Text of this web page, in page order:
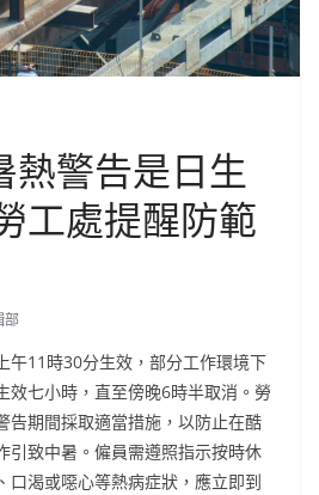
熱警告是日生
工處提醒防範
部
午11時30分生效，部分工作環境下
效七小時，直至傍晚6時半取消。勞
告期間採取適當措施，以防止在酷
引致中暑。僱員需遵照指示按時休
口渴或噁心等熱病症狀，應立即到